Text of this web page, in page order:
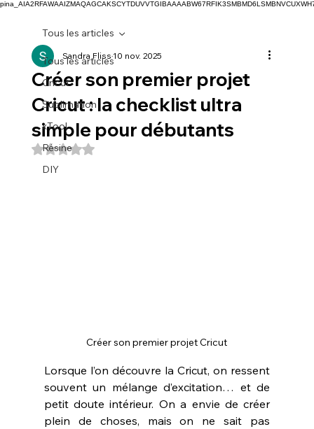
Tous les articles
Cricut
Sublimation
xTool
Résine
DIY
Tous les articles
Créer son premier projet
Cricut : la checklist ultra
simple pour débutants
Sandra Fliss10 nov. 2025
Noté NaN étoiles sur 5.
Créer son premier projet Cricut
Lorsque l’on découvre la Cricut, on ressent
souvent un mélange d’excitation… et de
petit doute intérieur. On a envie de créer
plein de choses, mais on ne sait pas